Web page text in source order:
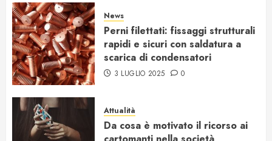
News
Perni filettati: fissaggi strutturali
rapidi e sicuri con saldatura a
scarica di condensatori
3 LUGLIO 2025 0
Attualità
Da cosa è motivato il ricorso ai